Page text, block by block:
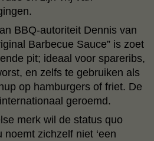
BBQ‑autoriteit Dennis van
Barbecue Sauce” is zoet
pit; ideaal voor spareribs,
en zelfs te gebruiken als
op hamburgers of friet. De
geroemd.
merk wil de status quo
zichzelf niet ‘een